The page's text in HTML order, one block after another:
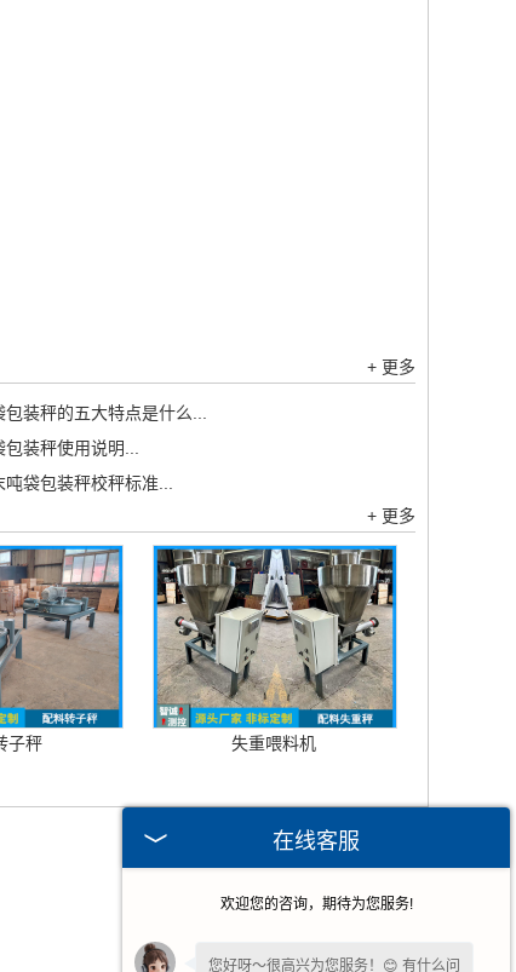
+ 更多
包装秤的五大特点是什么...
包装秤使用说明...
吨袋包装秤校秤标准...
+ 更多
子秤 失重喂料机
在线客服
欢迎您的咨询，期待为您服务!
您好呀～很高兴为您服务！😊 有什么问